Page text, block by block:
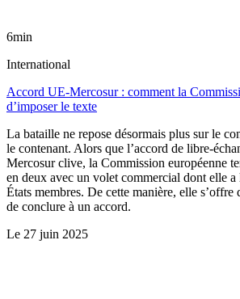
6min
International
Accord UE-Mercosur : comment la
d’imposer le texte
La bataille ne repose désormais plus sur le
le contenant. Alors que l’accord de libre-
Mercosur clive, la Commission européenne
en deux avec un volet commercial dont elle a
États membres. De cette manière, elle s’offre
de conclure à un accord.
Le 27 juin 2025